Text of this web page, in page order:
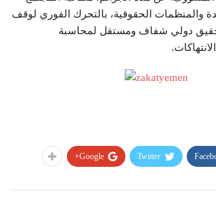
والمنظمات الحقوقية، بالتحرك الفوري لوقف
تحقيق دولي شفاف ومستقل لمحاسبة
Twitter
Google+